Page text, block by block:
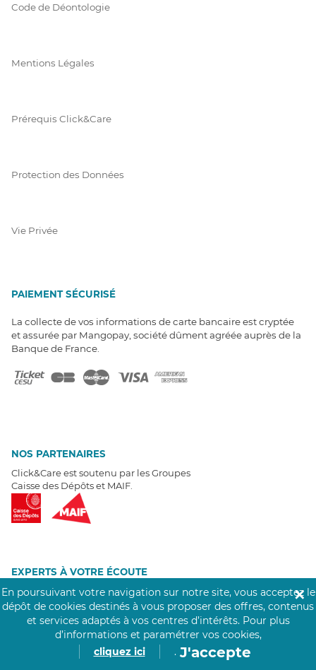
Code de Déontologie
Mentions Légales
Prérequis Click&Care
Protection des Données
Vie Privée
PAIEMENT SÉCURISÉ
La collecte de vos informations de carte bancaire est cryptée
et assurée par Mangopay, société dûment agréée auprès de la
Banque de France.
NOS PARTENAIRES
Click&Care est soutenu par les Groupes
Caisse des Dépôts et MAIF.
EXPERTS À VOTRE ÉCOUTE
Un besoin de recrutement ? Click&Care vous accompagne par
téléphone 7/7.
Être rappelé aujourd'hui
MOIGNAGES CLIENTS
En poursuivant votre navigation sur notre site, vous acceptez le
dépôt de cookies destinés à vous proposer des offres, contenus
et services adaptés à vos centres d’intérêts. Pour plus
d’informations et paramétrer vos cookies,
cliquez ici
. J'accepte
✕